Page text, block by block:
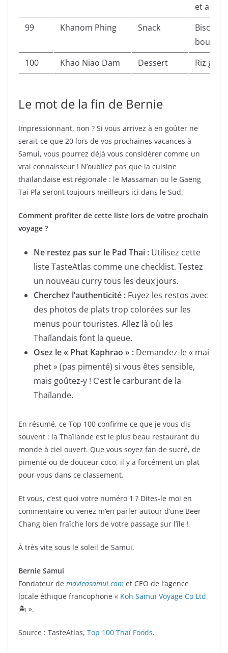
et acide.
99
Khanom Phing Snack
Biscuits
bouche.
100
Khao Niao Dam Dessert Riz
Le mot de la fin de Bernie
Impressionnant, non ? Si vous arrivez à en goûter ne
serait-ce que 20 lors de vos prochaines vacances à
Samui, vous pourrez déjà vous considérer comme un
vrai connaisseur ! N’oubliez pas que la cuisine
thaïlandaise est régionale : le Massaman ou le Gaeng
Tai Pla seront toujours meilleurs ici dans le Sud.
Comment profiter de cette liste lors de votre prochain
voyage ?
Ne restez pas sur le Pad Thai : Utilisez cette
liste TasteAtlas comme une checklist. Testez
un nouveau curry tous les deux jours.
Cherchez l’authenticité : Fuyez les restos avec
des photos de plats trop colorées sur les
menus pour touristes. Allez là où les
Thaïlandais font la queue.
Osez le « Phat Kaphrao » : Demandez-le « mai
phet » (pas pimenté) si vous êtes sensible,
mais goûtez-y ! C’est le carburant de la
Thaïlande.
En résumé, ce Top 100 confirme ce que je vous dis
souvent : la Thaïlande est le plus beau restaurant du
monde à ciel ouvert. Que vous soyez fan de sucré, de
pimenté ou de douceur coco, il y a forcément un plat
pour vous dans ce classement.
Et vous, c’est quoi votre numéro 1 ? Dites-le moi en
commentaire ou venez m’en parler autour d’une Beer
Chang bien fraîche lors de votre passage sur l’île !
À très vite sous le soleil de Samui,
Bernie Samui
Fondateur de mavieasamui.com et CEO de l’agence
locale éthique francophone « Koh Samui Voyage Co Ltd
🏝️ ».
Source : TasteAtlas, Top 100 Thaï Foods.